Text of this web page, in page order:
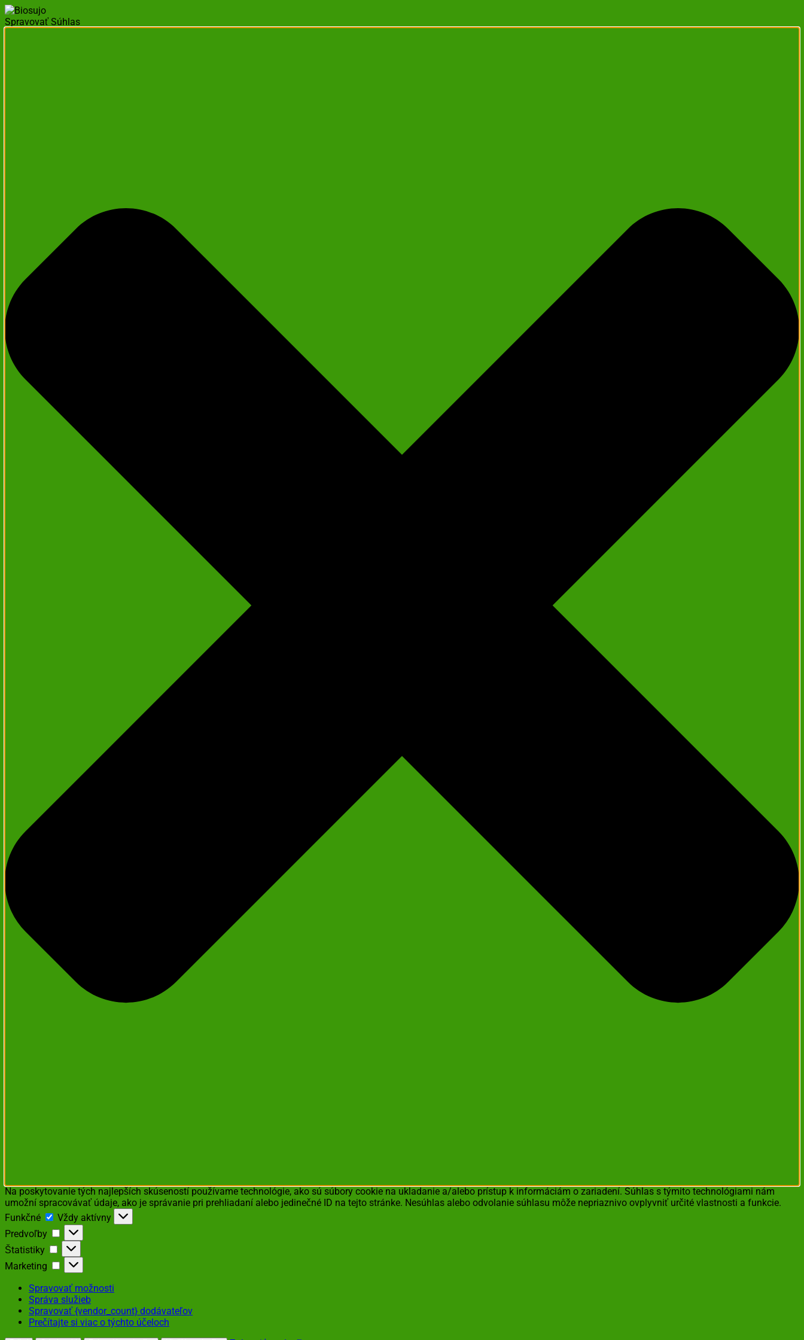
Spravovať Súhlas
Na poskytovanie tých najlepších skúseností používame technológie, ako sú súbory cookie na ukladanie a/alebo prístup k informáciám o zariadení. Súhlas s týmito technológiami nám
umožní spracovávať údaje, ako je správanie pri prehliadaní alebo jedinečné ID na tejto stránke. Nesúhlas alebo odvolanie súhlasu môže nepriaznivo ovplyvniť určité vlastnosti a funkcie.
Funkčné
Funkčné
Vždy aktívny
Predvoľby
Predvoľby
Štatistiky
Štatistiky
Marketing
Marketing
Spravovať možnosti
Správa služieb
Spravovať {vendor_count} dodávateľov
Prečítajte si viac o týchto účeloch